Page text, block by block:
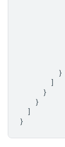
}
]
}
}
]
}